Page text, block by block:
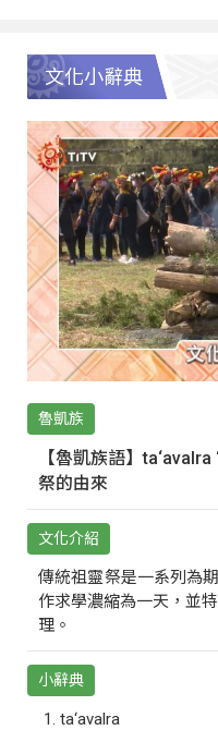
文化小辭典
魯凱族
【魯凱族語】
祭的由來
文化介紹
傳統祖靈祭是一系列為
作求學濃縮為一天，並
理。
小辭典
ta‘avalra